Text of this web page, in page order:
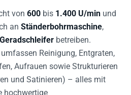
von 600 bis 1.400 U/min und
an Ständerbohrmaschine,
Geradschleifer betreiben.
Reinigung, Entgraten,
Aufrauen sowie Strukturieren
und Satinieren) – alles mit
hochwertige